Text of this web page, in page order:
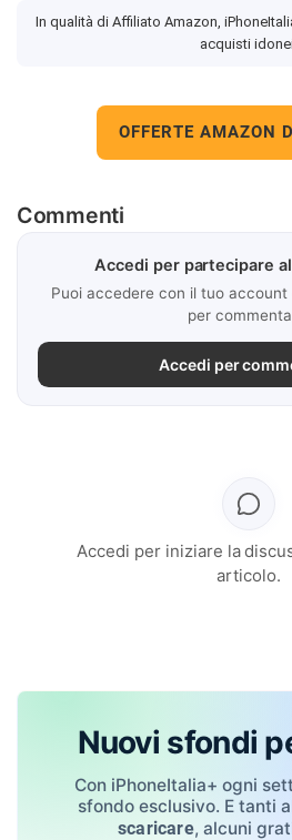
In qualità di Affiliato Amazon,
acquisti
OFFERTE AMAZON
Commenti
Accedi per partecipare
Puoi accedere con il tuo account
per
Accedi per
Accedi per iniziare la
articolo.
Nuovi sfondi
Con iPhoneItalia+ ogni
sfondo esclusivo. E tanti
scaricare, alcuni